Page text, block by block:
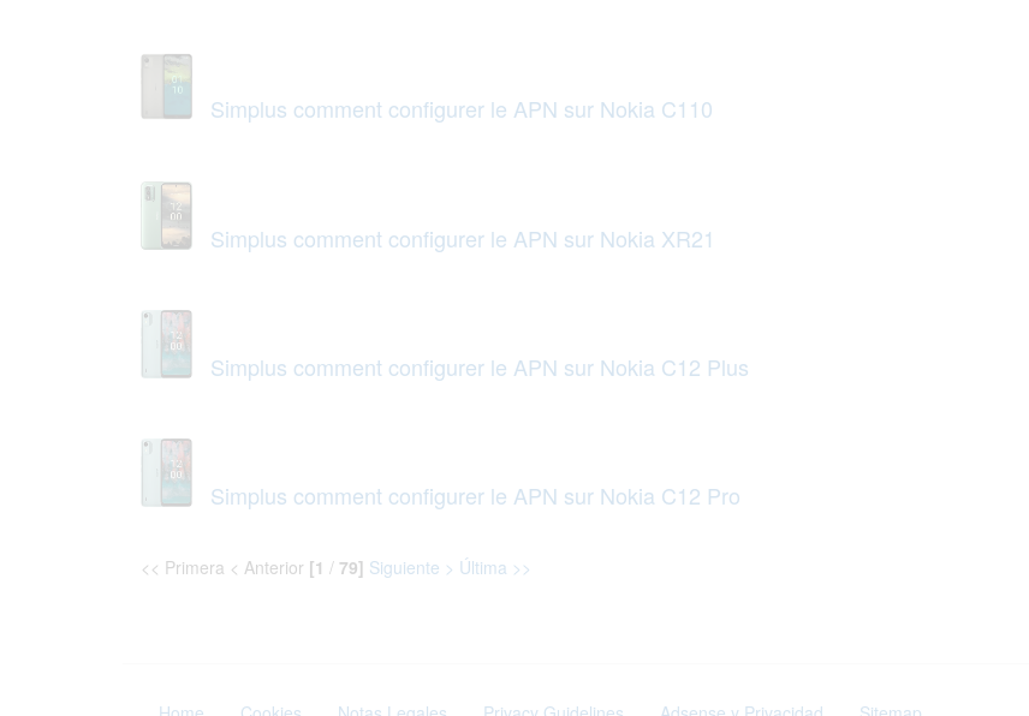
Simplus comment configurer le APN sur Nokia C110
Simplus comment configurer le APN sur Nokia XR21
Simplus comment configurer le APN sur Nokia C12 Plus
Simplus comment configurer le APN sur Nokia C12 Pro
<< Primera < Anterior [1 / 79] Siguiente > Última >>